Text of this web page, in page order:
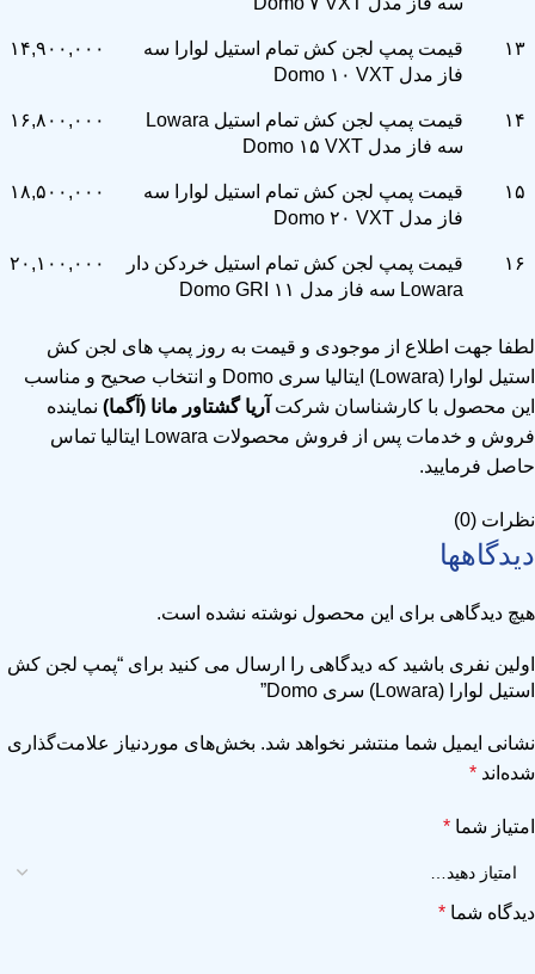
۱۳
قیمت پمپ لجن کش تمام استیل لوارا سه
فاز مدل Domo ۱۰ VXT
۱۴,۹۰۰,۰۰۰
۱۴
قیمت پمپ لجن کش تمام استیل Lowara
سه فاز مدل Domo ۱۵ VXT
۱۶,۸۰۰,۰۰۰
۱۵
قیمت پمپ لجن کش تمام استیل لوارا سه
فاز مدل Domo ۲۰ VXT
۱۸,۵۰۰,۰۰۰
۱۶
قیمت پمپ لجن کش تمام استیل خردکن دار
Lowara سه فاز مدل Domo GRI ۱۱
۲۰,۱۰۰,۰۰۰
لطفا جهت اطلاع از موجودی و قیمت به روز پمپ های لجن کش
استیل لوارا (Lowara) ایتالیا سری Domo و انتخاب صحیح و مناسب
این محصول با کارشناسان شرکت آریا گشتاور مانا (آگما) نماینده
فروش و خدمات پس از فروش محصولات Lowara ایتالیا تماس
حاصل فرمایید.
نظرات (0)
دیدگاهها
هیچ دیدگاهی برای این محصول نوشته نشده است.
اولین نفری باشید که دیدگاهی را ارسال می کنید برای “پمپ لجن کش
استیل لوارا (Lowara) سری Domo”
نشانی ایمیل شما منتشر نخواهد شد. بخش‌های موردنیاز علامت‌گذاری
شده‌اند *
امتیاز شما *
دیدگاه شما *